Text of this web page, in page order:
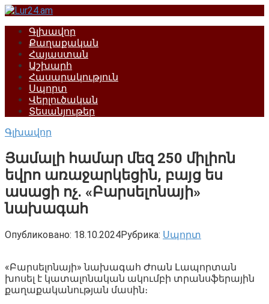
Перейти
контентуԳլխավոր
Քաղաքական
Հայաստան
Աշխարհ
Հասարակություն
Սպորտ
Վերլուծական
Տեսանյութեր
Գլխավոր
Յամալի համար մեզ 250 միլիոն
եվրո առաջարկեցին, բայց ես
ասացի ոչ. «Բարսելոնայի»
նախագահ
Опубликовано: 18.10.2024Рубрика: Սպորտ
«Բարսելոնայի» նախագահ Ժոան Լապորտան
խոսել է կատալոնական ակումբի տրանսֆերային
քաղաքականության մասին։